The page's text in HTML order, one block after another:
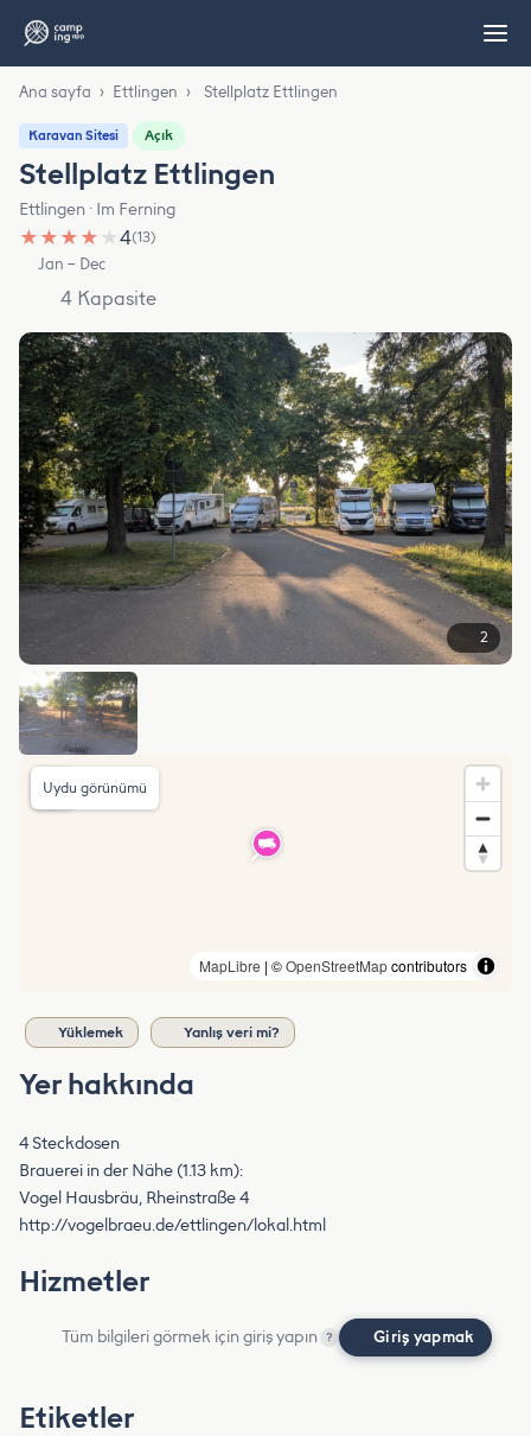
Ana sayfa › Ettlingen › Stellplatz Ettlingen
Karavan Sitesi Açık
Stellplatz Ettlingen
Ettlingen · Im Ferning
★ ★ ★ ★ ★4(13)
Jan – Dec
4 Kapasite
2
MapLibre | ©OpenStreetMapcontributors
Uydu görünümü
Yüklemek Yanlış veri mi?
Yer hakkında
4 Steckdosen
Brauerei in der Nähe (1.13 km):
Vogel Hausbräu, Rheinstraße 4
http://vogelbraeu.de/ettlingen/lokal.html
Hizmetler
Tüm bilgileri görmek için giriş yapın ? Giriş yapmak
Etiketler